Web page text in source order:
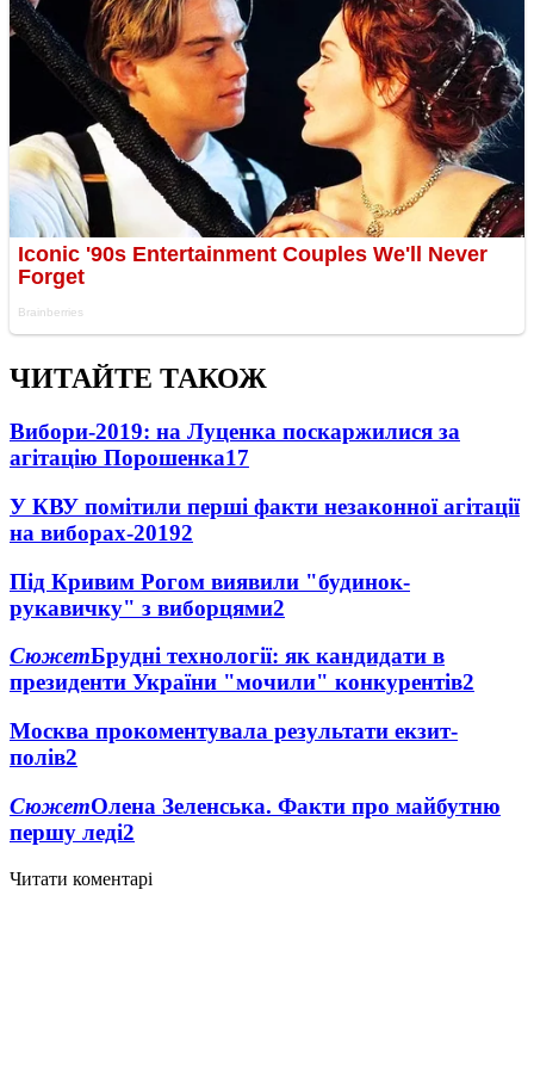
ЧИТАЙТЕ ТАКОЖ
Вибори-2019: на Луценка поскаржилися за
агітацію Порошенка17
У КВУ помітили перші факти незаконної агітації
на виборах-20192
Під Кривим Рогом виявили "будинок-
рукавичку" з виборцями2
СюжетБрудні технології: як кандидати в
президенти України "мочили" конкурентів2
Москва прокоментувала результати екзит-
полів2
СюжетОлена Зеленська. Факти про майбутню
першу леді2
Читати коментарі